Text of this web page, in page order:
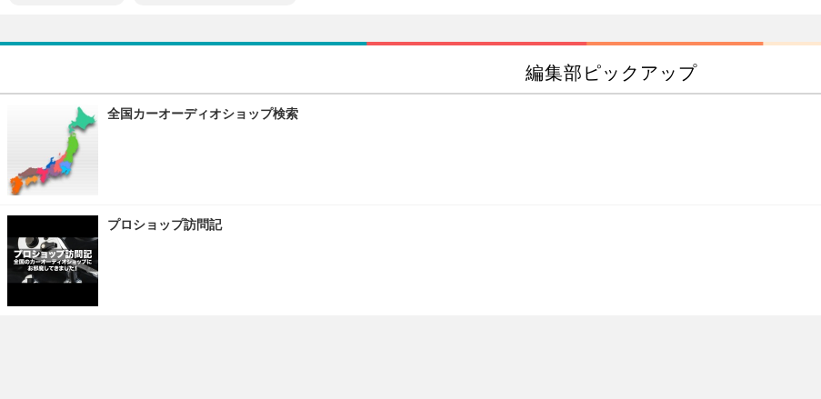
編集部ピックアップ
全国カーオーディオショップ検索
プロショップ訪問記